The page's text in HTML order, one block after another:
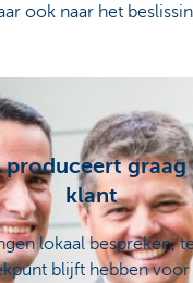
ook naar het
produceert graag
klant
lokaal bespreken,
blijft hebben